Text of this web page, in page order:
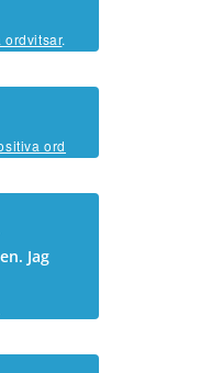
ordvitsar.
ord
Jag